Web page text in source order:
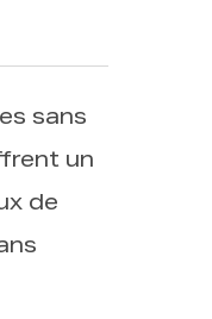
sans
un
de